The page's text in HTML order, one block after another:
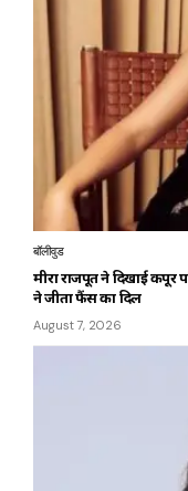
बॉलीवुड
मीरा राजपूत ने दिखाई कपूर
ने जीता फैंस का दिल
August 7, 2026